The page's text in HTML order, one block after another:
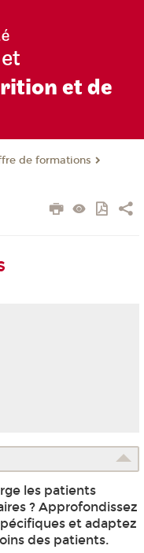
et de
de formations
les patients
? Approfondissez
et adaptez
des patients.